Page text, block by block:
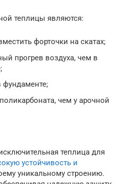
теплицы являются:
форточки на скатах;
прогрев воздуха, чем в
фундаменте;
чем у арочной
теплица для
устойчивость и
уникальному строению.